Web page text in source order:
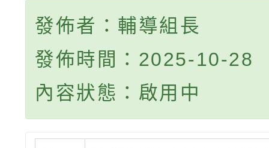
發佈者：輔導組長
發佈時間：2025-10-28
內容狀態：啟用中